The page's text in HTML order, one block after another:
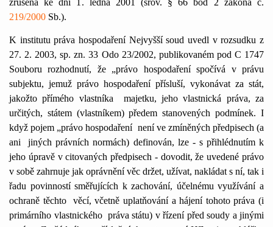
zrušena ke dni 1. ledna 2001 (srov. § 66 bod 2 zákona č.
219/2000 Sb.).
K institutu práva hospodaření Nejvyšší soud uvedl v rozsudku z
27. 2. 2003, sp. zn. 33 Odo 23/2002, publikovaném pod C 1747
Souboru rozhodnutí, že „právo hospodaření spočívá v právu
subjektu, jemuž právo hospodaření přísluší, vykonávat za stát,
jakožto přímého vlastníka
majetku, jeho vlastnická práva, za
určitých, státem (vlastníkem) předem stanovených podmínek. I
když pojem „právo hospodaření není ve zmíněných předpisech (a
ani
jiných právních normách) definován, lze - s přihlédnutím k
jeho úpravě v citovaných předpisech - dovodit, že uvedené právo
v sobě zahrnuje jak oprávnění věc držet, užívat, nakládat s ní, tak i
řadu povinností směřujících k zachování, účelnému využívání a
ochraně těchto
věcí, včetně uplatňování a hájení tohoto práva (i
primárního vlastnického práva státu) v řízení před soudy a jinými